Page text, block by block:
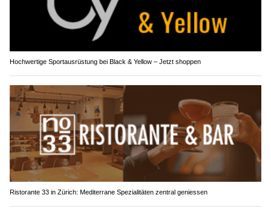
Hochwertige Sportausrüstung bei Black & Yellow – Jetzt shoppen
Ristorante 33 in Zürich: Mediterrane Spezialitäten zentral geniessen